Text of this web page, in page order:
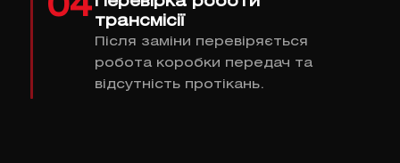
04 трансмісії
Після заміни перевіряється
робота коробки передач та
відсутність протікань.